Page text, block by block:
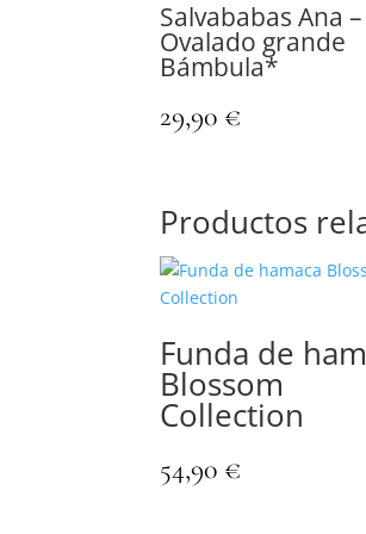
Salvababas Ana –
Ovalado grande
Bámbula*
29,90 €
Productos
Funda de
Blossom
Collection
54,90 €